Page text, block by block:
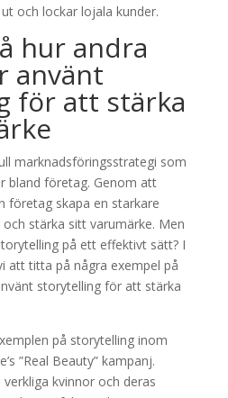
och lockar lojala kunder.
hur andra
använt
för att stärka
marknadsföringsstrategi som
bland företag. Genom att
företag skapa en starkare
stärka sitt varumärke. Men
på ett effektivt sätt? I
att titta på några exempel på
storytelling för att stärka
på storytelling inom
”Real Beauty” kampanj.
kvinnor och deras